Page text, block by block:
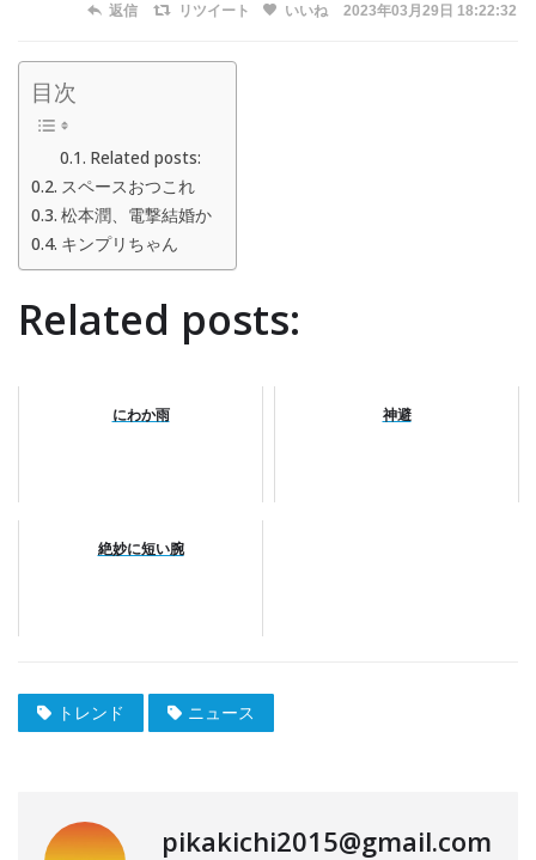
返信 リツイート いいね 2023年03月29日 18:22:32
目次
Related posts:
スペースおつこれ
松本潤、電撃結婚か
キンプリちゃん
Related posts:
にわか雨 神避
絶妙に短い腕
トレンド ニュース
pikakichi2015@gmail.com